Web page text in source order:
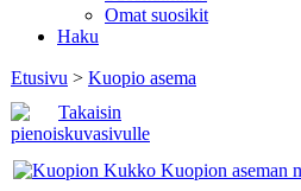
Omat suosikit
Haku
Etusivu > Kuopio asema